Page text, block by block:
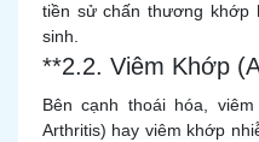
tiền sử chấn thương khớp
sinh.
**2.2. Viêm Khớp
Bên cạnh thoái hóa,
Arthritis) hay viêm khớp